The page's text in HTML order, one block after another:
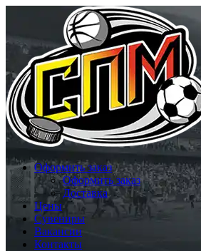
Оформить заказ
Оформить заказ
Доставка
Цены
Сувениры
Вакансии
Контакты